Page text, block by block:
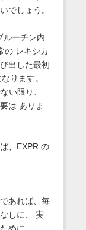
でしょう。
ルーチン内
の レキシカ
出した最初
ります。
い限り、
は ありま
、EXPR の
あれば、毎
しに、 実